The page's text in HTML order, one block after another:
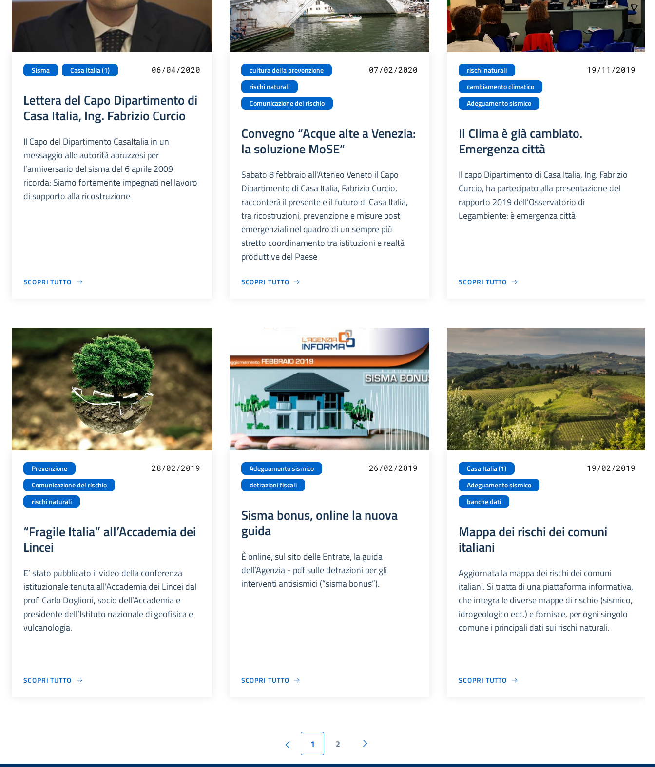
Sisma Casa Italia (1) 06/04/2020
Lettera del Capo Dipartimento di
Casa Italia, Ing. Fabrizio Curcio
Il Capo del Dipartimento CasaItalia in un
messaggio alle autorità abruzzesi per
l’anniversario del sisma del 6 aprile 2009
ricorda: Siamo fortemente impegnati nel lavoro
di supporto alla ricostruzione
SCOPRI TUTTO
cultura della prevenzione
rischi naturali
Comunicazione del rischio
07/02/2020
Convegno “Acque alte a Venezia:
la soluzione MoSE”
Sabato 8 febbraio all'Ateneo Veneto il Capo
Dipartimento di Casa Italia, Fabrizio Curcio,
racconterà il presente e il futuro di Casa Italia,
tra ricostruzioni, prevenzione e misure post
emergenziali nel quadro di un sempre più
stretto coordinamento tra istituzioni e realtà
produttive del Paese
SCOPRI TUTTO
rischi naturali
cambiamento climatico
Adeguamento sismico
19/11/2019
Il Clima è già cambiato.
Emergenza città
Il capo Dipartimento di Casa Italia, Ing. Fabrizio
Curcio, ha partecipato alla presentazione del
rapporto 2019 dell’Osservatorio di
Legambiente: è emergenza città
SCOPRI TUTTO
Prevenzione
Comunicazione del rischio
rischi naturali
28/02/2019
“Fragile Italia” all’Accademia dei
Lincei
E’ stato pubblicato il video della conferenza
istituzionale tenuta all’Accademia dei Lincei dal
prof. Carlo Doglioni, socio dell’Accademia e
presidente dell’Istituto nazionale di geofisica e
vulcanologia.
SCOPRI TUTTO
Adeguamento sismico
detrazioni fiscali
26/02/2019
Sisma bonus, online la nuova
guida
È online, sul sito delle Entrate, la guida
dell’Agenzia - pdf sulle detrazioni per gli
interventi antisismici (“sisma bonus”).
SCOPRI TUTTO
Casa Italia (1)
Adeguamento sismico
banche dati
19/02/2019
Mappa dei rischi dei comuni
italiani
Aggiornata la mappa dei rischi dei comuni
italiani. Si tratta di una piattaforma informativa,
che integra le diverse mappe di rischio (sismico,
idrogeologico ecc.) e fornisce, per ogni singolo
comune i principali dati sui rischi naturali.
SCOPRI TUTTO
1 2